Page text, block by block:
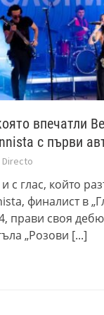
впечатли
с първи
Directo
с глас, който
финалист в
прави своя
„Розови [...]